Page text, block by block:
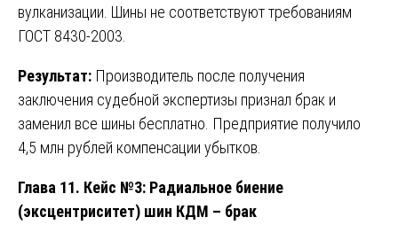
вулканизации. Шины не соответствуют требованиям
ГОСТ 8430-2003.
Результат: Производитель после получения
заключения судебной экспертизы признал брак и
заменил все шины бесплатно. Предприятие получило
4,5 млн рублей компенсации убытков.
Глава 11. Кейс №3: Радиальное биение
(эксцентриситет) шин КДМ – брак